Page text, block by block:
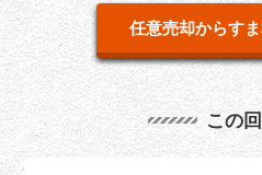
任意売却からす
この